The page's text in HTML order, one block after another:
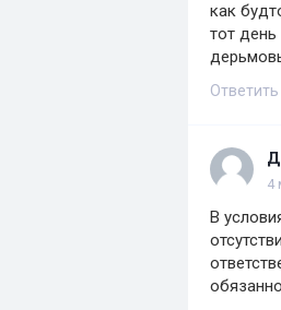
как
тот
Ответить
4
В